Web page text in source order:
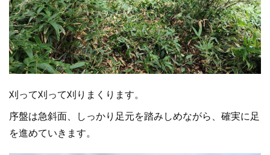
刈って刈って刈りまくります。
序盤は急斜面、しっかり足元を踏みしめながら、確実に足
を進めていきます。